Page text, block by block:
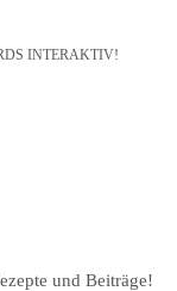
INTERAKTIV!
und Beiträge!